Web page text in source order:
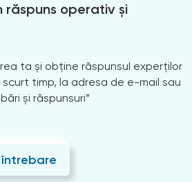
răspuns operativ și
ta și obține răspunsul experților
scurt timp, la adresa de e-mail sau
și răspunsuri”